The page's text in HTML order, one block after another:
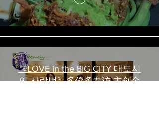
《LOVE in the BIG CITY 대도시
의 사랑법》多伦多专访 主创金